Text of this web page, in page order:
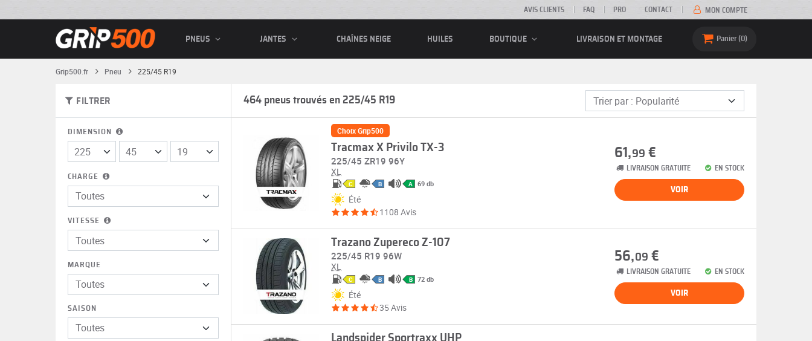
AVIS CLIENTS FAQ PRO CONTACT MON COMPTE
PNEUS JANTES CHAÎNES NEIGE HUILES BOUTIQUE LIVRAISON ET MONTAGE Panier 0
Grip500.fr Pneu 225/45 R19
FILTRER
DIMENSION
CHARGE
VITESSE
MARQUE
Toutes
SAISON
464 pneus trouvés en 225/45 R19
Choix Grip500
Tracmax X Privilo TX-3
225/45 ZR19 96Y
XL
C B A 69 db
Été
1108 Avis
61,99 €
LIVRAISON GRATUITE EN STOCK
VOIR
Trazano Zupereco Z-107
225/45 R19 96W
XL
C B B 72 db
Été
35 Avis
56,09 €
LIVRAISON GRATUITE EN STOCK
VOIR
Landspider Sportraxx UHP